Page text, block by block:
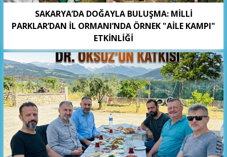
SAKARYA’DA DOĞAYLA BULUŞMA: MİLLİ
PARKLAR’DAN İL ORMANI’NDA ÖRNEK "AİLE KAMPI"
ETKİNLİĞİ